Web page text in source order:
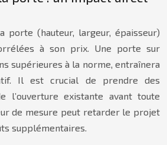
porte (hauteur, largeur, épaisseur)
à son prix. Une porte sur
supérieures à la norme, entraînera
Il est crucial de prendre des
l’ouverture existante avant toute
de mesure peut retarder le projet
supplémentaires.